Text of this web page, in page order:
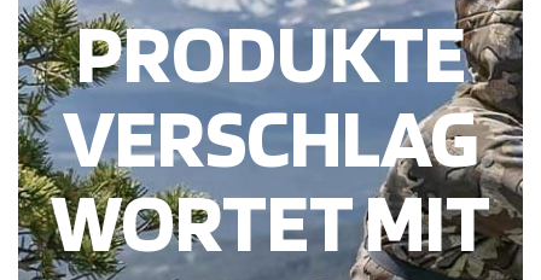
PRODUKTE
VERSCHLAG
WORTET MIT